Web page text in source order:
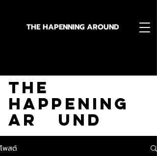
THE HAPENNING AROUND
The
Happening
Ar und
โพสต์